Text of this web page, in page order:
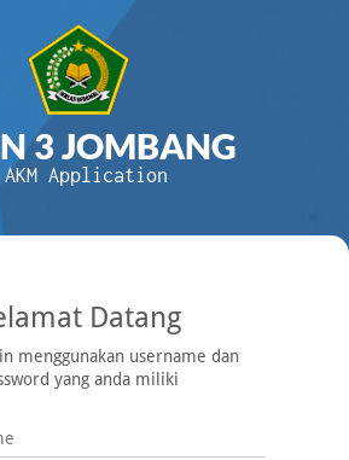
3 JOMBANG
AKM Application
Datang
menggunakan username dan
yang anda miliki